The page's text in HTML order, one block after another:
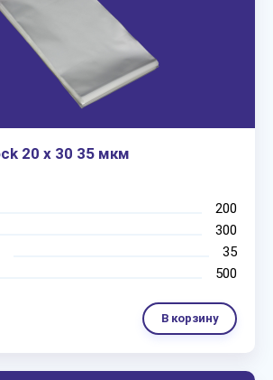
20 х 30 35 мкм
200
300
35
500
В корзину